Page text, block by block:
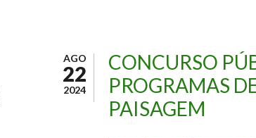
AGO
22
2024
CONCURSO
PROGRAMAS
PAISAGEM